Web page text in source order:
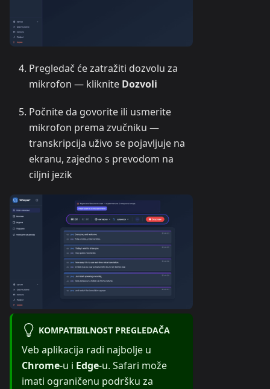
Pregledač će zatražiti dozvolu za
mikrofon — kliknite Dozvoli
Počnite da govorite ili usmerite
mikrofon prema zvučniku —
transkripcija uživo se pojavljuje na
ekranu, zajedno s prevodom na
ciljni jezik
KOMPATIBILNOST PREGLEDAČA
Veb aplikacija radi najbolje u
Chrome-u i Edge-u. Safari može
imati ograničenu podršku za